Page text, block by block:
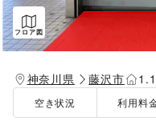
フロア図
神奈川県 藤沢市
空き状況 利用料